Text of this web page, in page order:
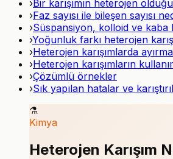
›Bir karışımın heterojen
›Faz sayısı ile bileşen sayısı
›Süspansiyon, kolloid ve kaba
›Yoğunluk farkı heterojen
›Heterojen karışımlarda
›Heterojen karışımların
›Çözümlü örnekler
›Sık yapılan hatalar ve
⚗️
Kimya
Heterojen Karışım